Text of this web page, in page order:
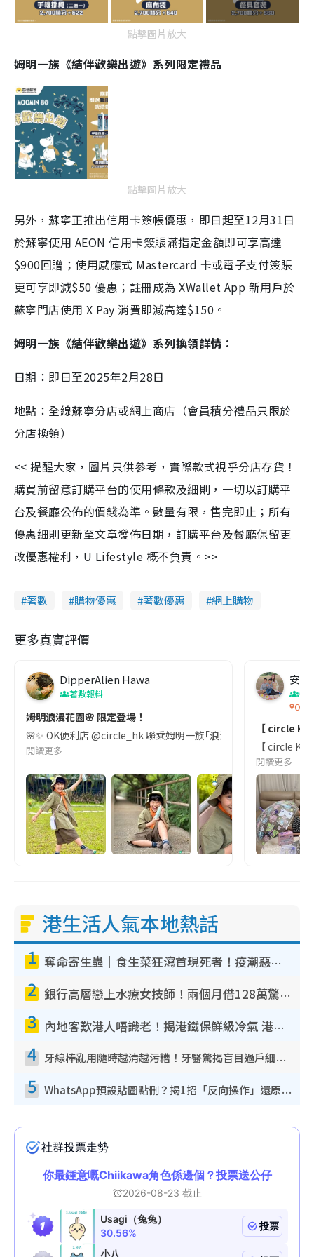
點擊圖片放大
姆明一族《結伴歡樂出遊》系列限定禮品
點擊圖片放大
另外，蘇寧正推出信用卡簽帳優惠，即日起至12月31日
於蘇寧使用 AEON 信用卡簽賬滿指定金額即可享高達
$900回贈；使用感應式 Mastercard 卡或電子支付簽賬
更可享即減$50 優惠；註冊成為 XWallet App 新用戶於
蘇寧門店使用 X Pay 消費即減高達$150。
姆明一族《結伴歡樂出遊》系列換領詳情：
日期：即日至2025年2月28日
地點：全線蘇寧分店或網上商店（會員積分禮品只限於
分店換領）
<< 提醒大家，圖片只供參考，實際款式視乎分店存貨！
購買前留意訂購平台的使用條款及細則，一切以訂購平
台及餐廳公佈的價錢為準。數量有限，售完即止；所有
優惠細則更新至文章發佈日期，訂購平台及餐廳保留更
改優惠權利，U Lifestyle 概不負責。>>
著數 購物優惠 著數優惠 網上購物
更多真實評價
DipperAlien Hawa
著數報料
姆明浪漫花園🌸 限定登場！
🌸✨ OK便利店 @circle_hk 聯乘姆明一族｢浪漫花園｣80周年限
閱讀更多
安妮
親
OK
【 circle K
【 circle K
閱讀更多
港生活人氣本地熱話
1 奪命寄生蟲｜食生菜狂瀉首現死者！疫潮惡化錄1.8萬宗病例 揭洗菜3大謬誤
2 銀行高層戀上水療女技師！兩個月借128萬驚覺「沉船」沉落火海 揭背後疑似邪教操控賣淫
3 內地客歎港人唔識老！揭港鐵保鮮級冷氣 港人求放過：咪投訴
4 牙線棒亂用隨時越清越污糟！牙醫驚揭盲目過戶細菌恐致蛀牙：呢種先係日常真保養
5 WhatsApp預設貼圖點刪？揭1招「反向操作」還原簡潔介面 附3步實測教學